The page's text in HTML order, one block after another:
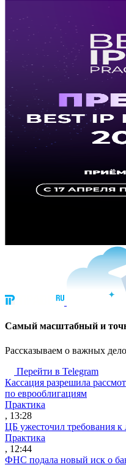
Cамый масштабный и
Рассказываем о важных
Перейти в Telegram
Кассация разрешила
по еврооблигациям
Практика
, 13:28
ЦБ ужесточил требования
Практика
, 12:44
ФНС подала новый иск о